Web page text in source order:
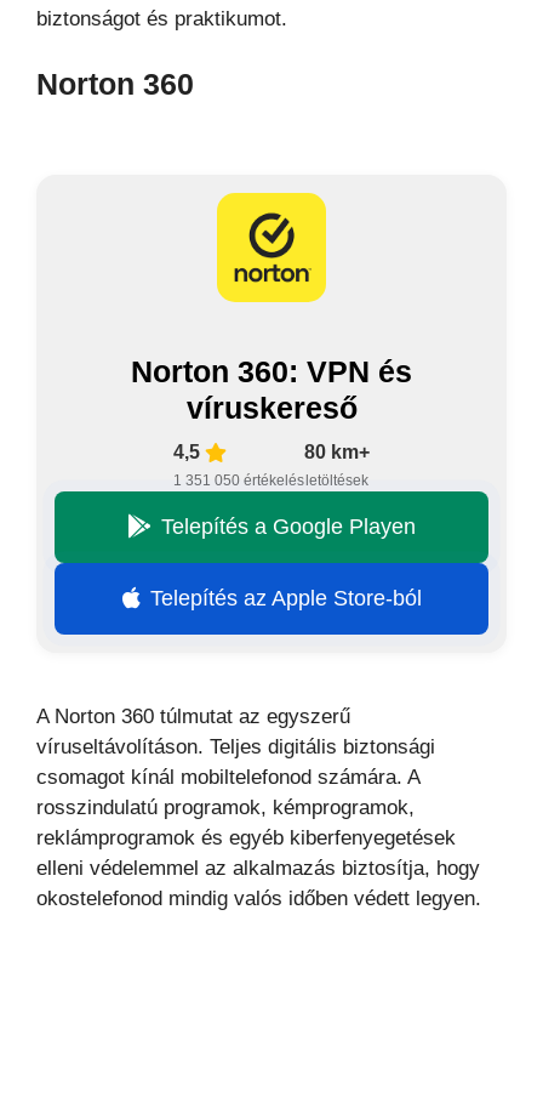
biztonságot és praktikumot.
Norton 360
Norton 360: VPN és
víruskereső
4,5
1 351 050 értékelés
80 km+
letöltések
Telepítés a Google Playen
Telepítés az Apple Store-ból
A Norton 360 túlmutat az egyszerű
víruseltávolításon. Teljes digitális biztonsági
csomagot kínál mobiltelefonod számára. A
rosszindulatú programok, kémprogramok,
reklámprogramok és egyéb kiberfenyegetések
elleni védelemmel az alkalmazás biztosítja, hogy
okostelefonod mindig valós időben védett legyen.